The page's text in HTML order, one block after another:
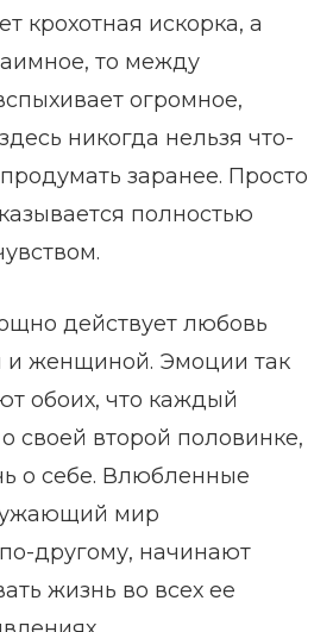
крохотная искорка, а
то между
огромное,
никогда нельзя что-
заранее. Просто
полностью
действует любовь
женщиной. Эмоции так
обоих, что каждый
своей второй половинке,
о себе. Влюбленные
мир
другому, начинают
жизнь во всех ее